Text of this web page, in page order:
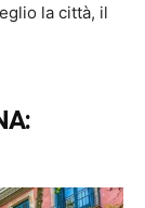
la città, il